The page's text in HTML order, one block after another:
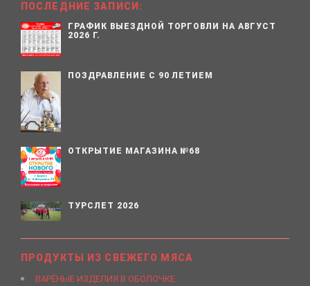
ПОСЛЕДНИЕ ЗАПИСИ:
ГРАФИК ВЫЕЗДНОЙ ТОРГОВЛИ НА АВГУСТ
2026 Г.
ПОЗДРАВЛЕНИЕ С 90 ЛЕТИЕМ
ОТКРЫТИЕ МАГАЗИНА №68
ТУРСЛЕТ 2026
ПРОДУКТЫ ИЗ СВЕЖЕГО МЯСА
ВАРЁНЫЕ ИЗДЕЛИЯ В ОБОЛОЧКЕ